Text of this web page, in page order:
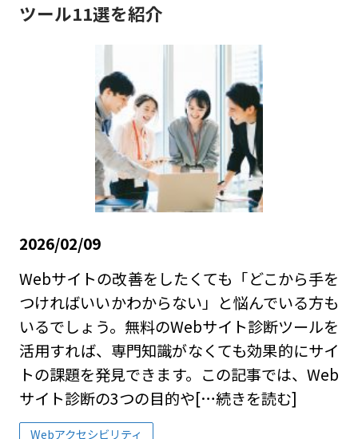
ツール11選を紹介
2026/02/09
Webサイトの改善をしたくても「どこから手を
つければいいかわからない」と悩んでいる方も
いるでしょう。無料のWebサイト診断ツールを
活用すれば、専門知識がなくても効果的にサイ
トの課題を発見できます。この記事では、Web
サイト診断の3つの目的や[…続きを読む]
Webアクセシビリティ